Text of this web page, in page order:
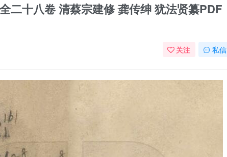
二十八卷 清蔡宗建修 龚传绅 犹法贤纂PDF
关注 私信